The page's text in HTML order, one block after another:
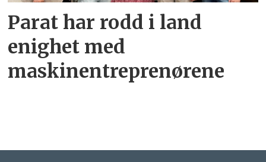
Parat har rodd i land
enighet med
maskinentreprenørene